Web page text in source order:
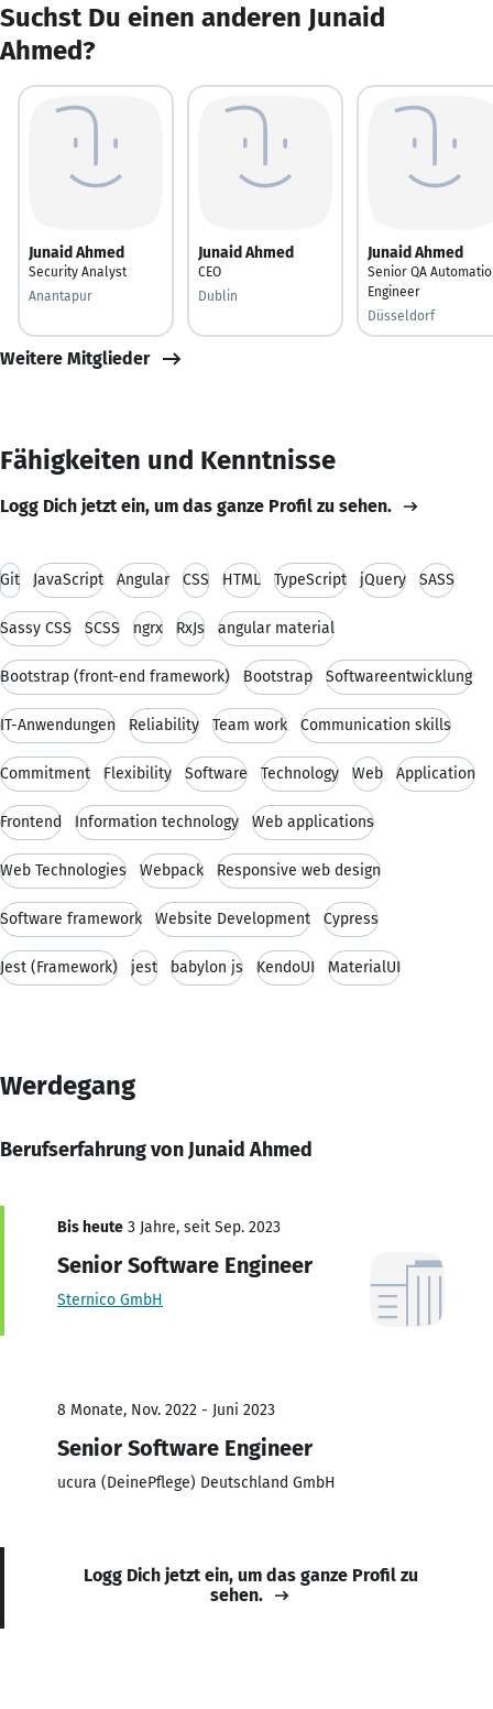
Suchst Du einen anderen Junaid
Ahmed?
Junaid Ahmed
Security Analyst
Anantapur
Junaid Ahmed
CEO
Dublin
Junaid Ahmed
Senior QA
Engineer
Düsseldorf
Weitere Mitglieder
Fähigkeiten und Kenntnisse
Logg Dich jetzt ein, um das ganze Profil zu sehen.
Git JavaScript Angular CSS HTML TypeScript jQuery SASS
Sassy CSS SCSS ngrx RxJs angular material
Bootstrap (front-end framework) Bootstrap Softwareentwicklung
IT-Anwendungen Reliability Team work Communication skills
Commitment Flexibility Software Technology Web Application
Frontend Information technology Web applications
Web Technologies Webpack Responsive web design
Software framework Website Development Cypress
Jest (Framework) jest babylon js KendoUI MaterialUI
Werdegang
Berufserfahrung von Junaid Ahmed
Bis heute 3 Jahre, seit Sep. 2023
Senior Software Engineer
Sternico GmbH
8 Monate, Nov. 2022 - Juni 2023
Senior Software Engineer
ucura (DeinePflege) Deutschland GmbH
Logg Dich jetzt ein, um das ganze Profil zu
sehen.